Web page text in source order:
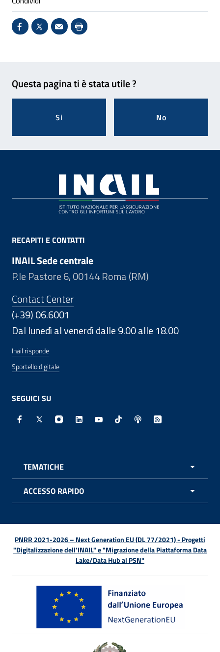
Condividi su Facebook - Sito esterno - Apertura in
X - Sito esterno - Apertura in nuova finestra
Invio Mail: apre il programma di posta
Stampa pagina: scelta meno
Questa pagina ti è stata utile ?
Si No
RECAPITI E CONTATTI
INAIL Sede centrale
P.le Pastore 6, 00144 Roma (RM)
Contact Center
(+39) 06.6001
Dal lunedì al venerdì dalle 9.00 alle 18.00
Inail risponde
Sportello digitale
SEGUICI SU
Facebook - Sito esterno - Apertura in nuova finestra
X - Sito esterno - Apertura in nuova finestra
Instagram - Sito esterno - Apertura in
Linkedin - Sito esterno - Apertura in
Youtube - Sito esterno -
TikTok - Sito esterno -
Spreaker - Sito
Feed RSS -
TEMATICHE
ACCESSO RAPIDO
PNRR 2021-2026 – Next Generation EU (DL 77/2021) - Progetti
"Digitalizzazione dell’INAIL" e "Migrazione della Piattaforma Data
Lake/Data Hub al PSN"